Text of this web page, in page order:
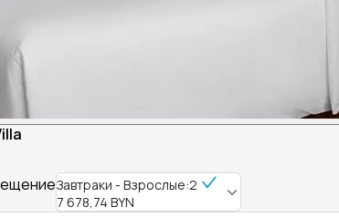
Завтраки - Взрослые:2
7 678,74 BYN